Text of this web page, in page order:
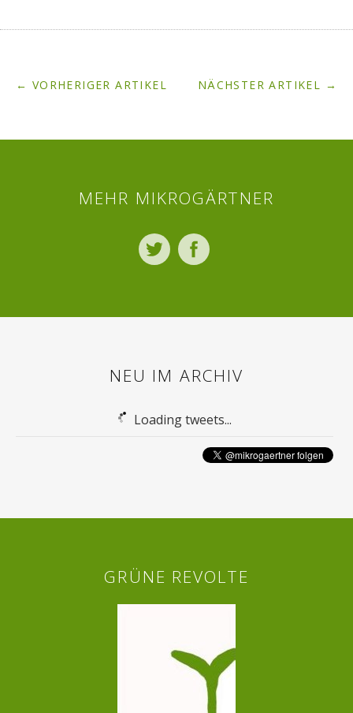
NÄCHSTER ARTIKEL →
← VORHERIGER ARTIKEL
MEHR MIKROGÄRTNER
Twitter
NEU IM ARCHIV
Loading tweets...
GRÜNE REVOLTE